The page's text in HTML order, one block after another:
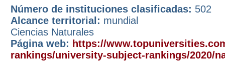
Número de instituciones clasificadas: 502
Alcance territorial: mundial
Ciencias Naturales
Página web: https://
rankings/university-subject-rankings/2020/